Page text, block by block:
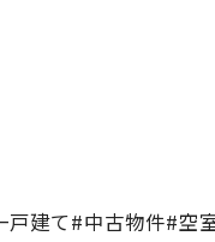
建て#中古物件#空